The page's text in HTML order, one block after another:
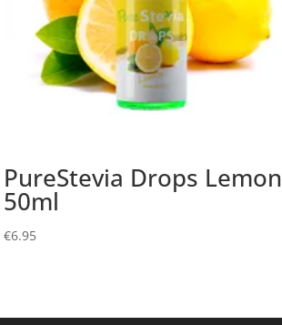
PureStevia Drops Lemon
50ml
€6.95